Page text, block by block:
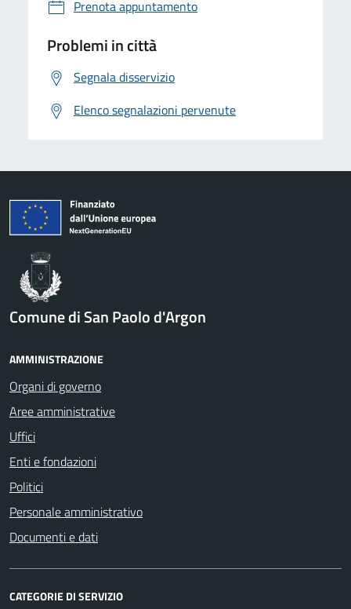
Prenota appuntamento
Problemi in città
Segnala disservizio
Elenco segnalazioni pervenute
Comune di San Paolo d'Argon
AMMINISTRAZIONE
Organi di governo
Aree amministrative
Uffici
Enti e fondazioni
Politici
Personale amministrativo
Documenti e dati
CATEGORIE DI SERVIZIO